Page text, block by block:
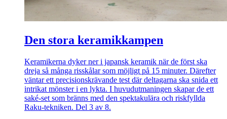
Den stora keramikkampen
Keramikerna dyker ner i japansk keramik när de först ska
dreja så många ris­skålar som möjligt på 15 minuter. Därefter
väntar ett precisionskrävande test där deltagarna ska snida ett
intrikat mönster i en lykta. I huvudutmaningen skapar de ett
saké-set som bränns med den spektakulära och riskfyllda
Raku-tekniken. Del 3 av 8.